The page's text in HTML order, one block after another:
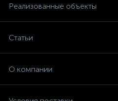
Реализованные объекты
Статьи
О компании